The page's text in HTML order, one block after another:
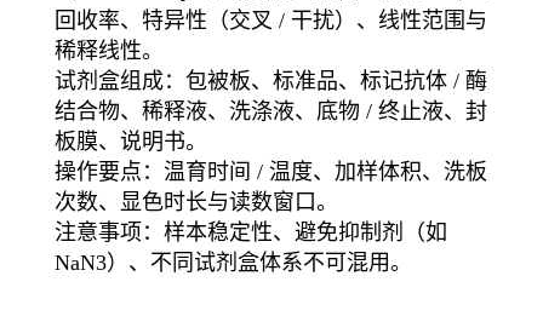
回收率、特异性（交叉 / 干扰）、线性范围与
稀释线性。
试剂盒组成：包被板、标准品、标记抗体 / 酶
结合物、稀释液、洗涤液、底物 / 终止液、封
板膜、说明书。
操作要点：温育时间 / 温度、加样体积、洗板
次数、显色时长与读数窗口。
注意事项：样本稳定性、避免抑制剂（如
NaN3）、不同试剂盒体系不可混用。